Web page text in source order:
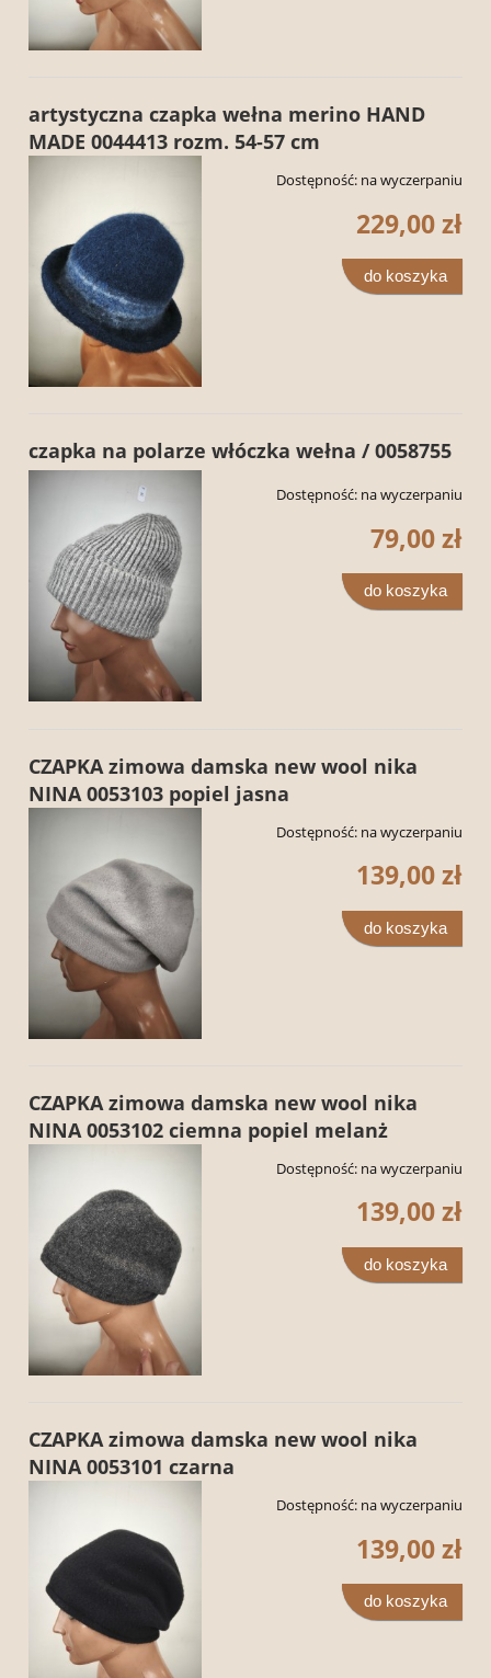
artystyczna czapka wełna merino HAND
MADE 0044413 rozm. 54-57 cm
Dostępność: na wyczerpaniu
229,00 zł
do koszyka
czapka na polarze włóczka wełna / 0058755
Dostępność: na wyczerpaniu
79,00 zł
do koszyka
CZAPKA zimowa damska new wool nika
NINA 0053103 popiel jasna
Dostępność: na wyczerpaniu
139,00 zł
do koszyka
CZAPKA zimowa damska new wool nika
NINA 0053102 ciemna popiel melanż
Dostępność: na wyczerpaniu
139,00 zł
do koszyka
CZAPKA zimowa damska new wool nika
NINA 0053101 czarna
Dostępność: na wyczerpaniu
139,00 zł
do koszyka